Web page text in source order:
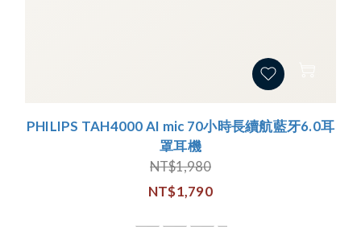
PHILIPS TAH4000 AI mic 70小時長續航藍牙6.0耳
罩耳機
NT$1,980
NT$1,790